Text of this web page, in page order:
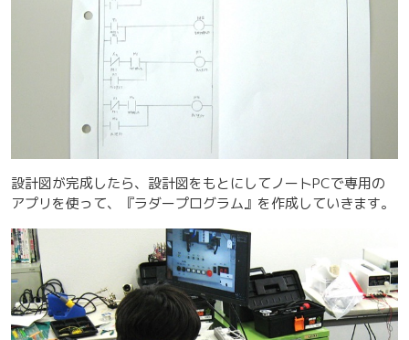
設計図が完成したら、設計図をもとにしてノートPCで専用の
アプリを使って、『ラダープログラム』を作成していきます。